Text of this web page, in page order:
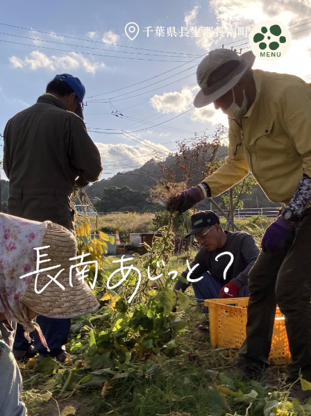
千葉県長生郡長南町